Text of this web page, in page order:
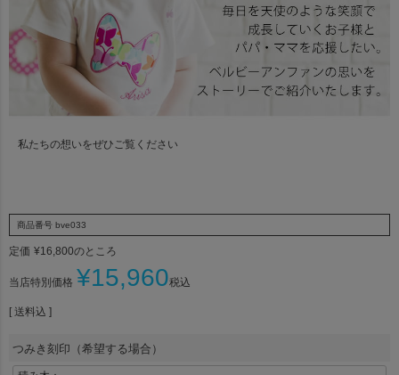
私たちの想いをぜひご覧ください
商品番号 bve033
定価 ¥16,800のところ
当店特別価格 ¥15,960税込
送料込
つみき刻印（希望する場合）